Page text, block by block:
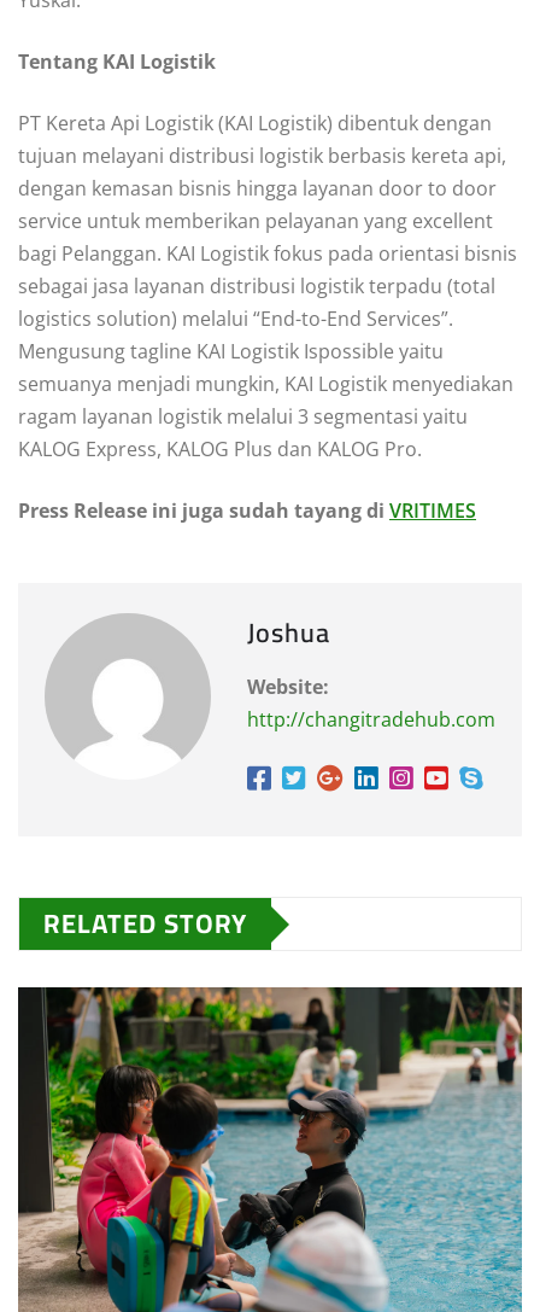
Tentang KAI Logistik
PT Kereta Api Logistik (KAI Logistik) dibentuk dengan
tujuan melayani distribusi logistik berbasis kereta api,
dengan kemasan bisnis hingga layanan door to door
service untuk memberikan pelayanan yang excellent
bagi Pelanggan. KAI Logistik fokus pada orientasi bisnis
sebagai jasa layanan distribusi logistik terpadu (total
logistics solution) melalui “End-to-End Services”.
Mengusung tagline KAI Logistik Ispossible yaitu
semuanya menjadi mungkin, KAI Logistik menyediakan
ragam layanan logistik melalui 3 segmentasi yaitu
KALOG Express, KALOG Plus dan KALOG Pro.
Press Release ini juga sudah tayang di VRITIMES
Joshua
Website:
http://changitradehub.com
RELATED STORY